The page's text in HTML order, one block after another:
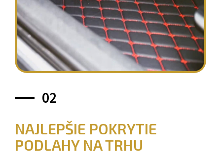
02
NAJLEPŠIE POKRYTIE
PODLAHY NA TRHU